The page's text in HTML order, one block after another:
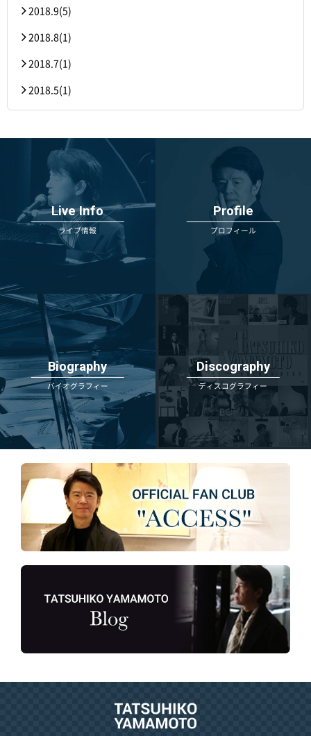
2018.9(5)
2018.8(1)
2018.7(1)
2018.5(1)
Live Info
ライブ情報
Profile
プロフィール
Biography
バイオグラフィー
Discography
ディスコグラフィー